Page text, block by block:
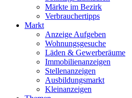
Märkte im Bezirk
Verbrauchertipps
Markt
Anzeige Aufgeben
Wohnungsgesuche
Läden & Gewerberäume
Immobilienanzeigen
Stellenanzeigen
Ausbildungsmarkt
Kleinanzeigen